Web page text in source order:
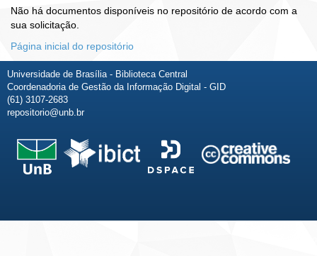
Não há documentos disponíveis no repositório de acordo com a
sua solicitação.
Página inicial do repositório
Universidade de Brasília - Biblioteca Central
Coordenadoria de Gestão da Informação Digital - GID
(61) 3107-2683
repositorio@unb.br